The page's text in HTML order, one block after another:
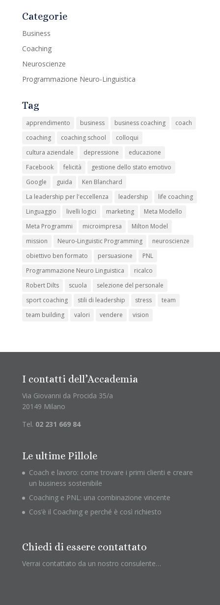
Categorie
Business
Coaching
Neuroscienze
Programmazione Neuro-Linguistica
Tag
apprendimento business business coaching
coach
coaching
coaching school
colloqui
cultura aziendale
depressione
educazione
Facebook
felicità
gestione dello stato emotivo
Google
guida
Ken Blanchard
La leadership per l'eccellenza
leadership
life coaching
Linguaggio
livelli logici marketing
Meta Modello
Meta Programmi
microimpresa
Milton Model
mission
Neuro-Linguistic Programming
neuroscienze
obiettivo ben formato
persuasione
PNL
Programmazione Neuro Linguistica
ricalco
Robert Dilts
scuola
selezione del personale
sport coaching
stili di leadership stress
team
team building
valori vendere vision
I contatti dell’Accademia
Via Giovanni da Procida 35/a
20149 Milano
Tel. 02 231 669 84
Le ultime Pillole
Coach e lavoro: come trovare i primi clienti e creare
un business sostenibile
Coaching e PNL: una combinazione vincente
Cos’è il Coaching e perché è così richiesto
Chiedi di essere contattato
Verrai contattato da un nostro consulente…